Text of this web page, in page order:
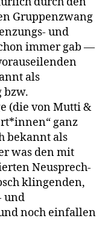
Gruppenzwang
und
immer gab —
als
bzw.
(die von Mutti &
ganz
bekannt als
was den mit
Neusprech-
klingenden,
und
noch einfallen